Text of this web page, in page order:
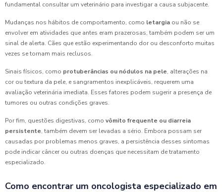
fundamental consultar um veterinário para investigar a causa subjacente.
Mudanças nos hábitos de comportamento, como letargia ou não se
envolver em atividades que antes eram prazerosas, também podem ser um
sinal de alerta. Cães que estão experimentando dor ou desconforto muitas
vezes se tornam mais reclusos.
Sinais físicos, como protuberâncias ou nódulos na pele, alterações na
cor ou textura da pele, e sangramentos inexplicáveis, requerem uma
avaliação veterinária imediata. Esses fatores podem sugerir a presença de
tumores ou outras condições graves.
Por fim, questões digestivas, como vômito frequente ou diarreia
persistente, também devem ser levadas a sério. Embora possam ser
causadas por problemas menos graves, a persistência desses sintomas
pode indicar câncer ou outras doenças que necessitam de tratamento
especializado.
Como encontrar um oncologista especializado em